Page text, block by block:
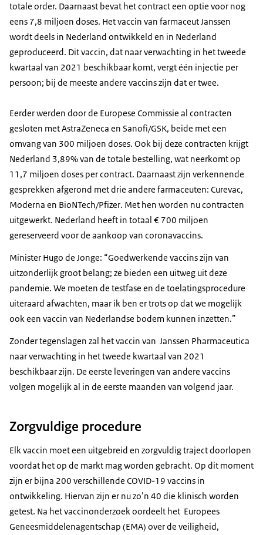
totale order. Daarnaast bevat het contract een optie voor nog
eens 7,8 miljoen doses. Het vaccin van farmaceut Janssen
wordt deels in Nederland ontwikkeld en in Nederland
geproduceerd. Dit vaccin, dat naar verwachting in het tweede
kwartaal van 2021 beschikbaar komt, vergt één injectie per
persoon; bij de meeste andere vaccins zijn dat er twee.
Eerder werden door de Europese Commissie al contracten
gesloten met AstraZeneca en Sanofi/GSK, beide met een
omvang van 300 miljoen doses. Ook bij deze contracten krijgt
Nederland 3,89% van de totale bestelling, wat neerkomt op
11,7 miljoen doses per contract. Daarnaast zijn verkennende
gesprekken afgerond met drie andere farmaceuten: Curevac,
Moderna en BioNTech/Pfizer. Met hen worden nu contracten
uitgewerkt. Nederland heeft in totaal € 700 miljoen
gereserveerd voor de aankoop van coronavaccins.
Minister Hugo de Jonge: “Goedwerkende vaccins zijn van
uitzonderlijk groot belang; ze bieden een uitweg uit deze
pandemie. We moeten de testfase en de toelatingsprocedure
uiteraard afwachten, maar ik ben er trots op dat we mogelijk
ook een vaccin van Nederlandse bodem kunnen inzetten.”
Zonder tegenslagen zal het vaccin van Janssen Pharmaceutica
naar verwachting in het tweede kwartaal van 2021
beschikbaar zijn. De eerste leveringen van andere vaccins
volgen mogelijk al in de eerste maanden van volgend jaar.
Zorgvuldige procedure
Elk vaccin moet een uitgebreid en zorgvuldig traject doorlopen
voordat het op de markt mag worden gebracht. Op dit moment
zijn er bijna 200 verschillende COVID-19 vaccins in
ontwikkeling. Hiervan zijn er nu zo’n 40 die klinisch worden
getest. Na het vaccinonderzoek oordeelt het Europees
Geneesmiddelenagentschap (EMA) over de veiligheid,